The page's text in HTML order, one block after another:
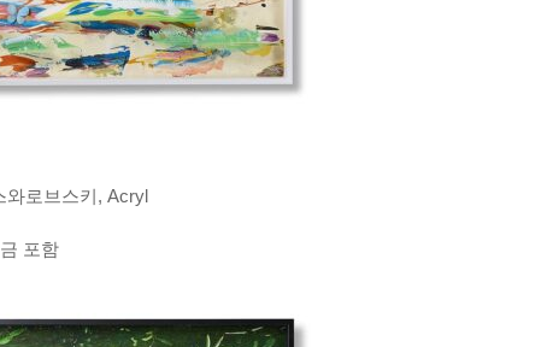
와로브스키, Acryl
포함